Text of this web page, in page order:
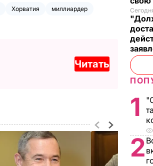
Хорватия
миллиардер
Читать
1
2